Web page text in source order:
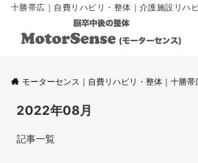
十勝帯広｜自費リハビリ・整体｜介護施設リハ
モーターセンス｜自費リハビリ・整体｜十勝帯
2022年08月
記事一覧